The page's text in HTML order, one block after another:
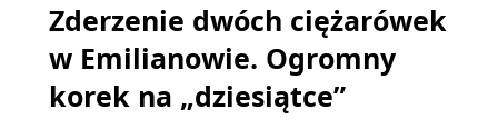
Zderzenie dwóch ciężarówek
w Emilianowie. Ogromny
korek na „dziesiątce”